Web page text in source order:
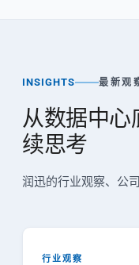
INSIGHTS 最新观
从数据中
续思考
润迅的行业观察、公
行业观察